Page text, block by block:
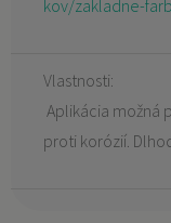
kov/zakladne-
Vlastnosti:
Aplikácia možná
proti korózií.